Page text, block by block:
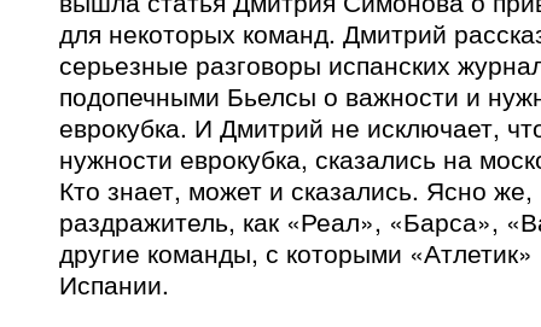
для некоторых команд. Дмитрий
серьезные разговоры испанских
подопечными Бьелсы о важности и
еврокубка. И Дмитрий не исключает,
нужности еврокубка, сказались на
Кто знает, может и сказались. Ясно
раздражитель, как «Реал», «Барса»,
другие команды, с которыми
Испании.